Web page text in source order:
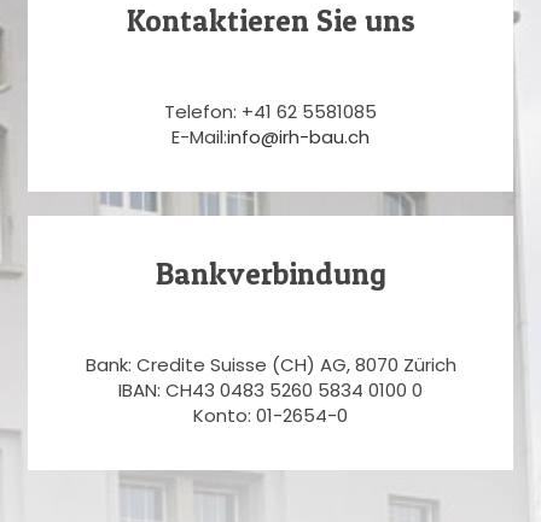
Kontaktieren Sie uns
Telefon: +41 62 5581085
E-Mail:info@irh-bau.ch
Bankverbindung
Bank: Credite Suisse (CH) AG, 8070 Zürich
IBAN: CH43 0483 5260 5834 0100 0
Konto: 01-2654-0